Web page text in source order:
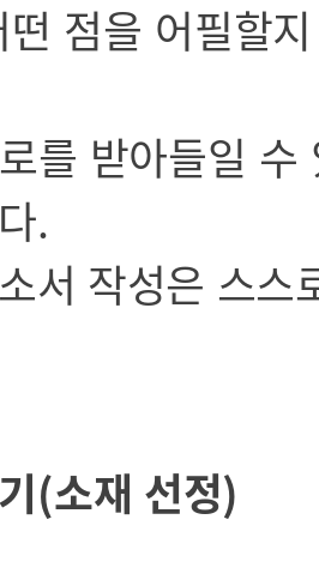
떤 점을 어필할
를 받아들일
.
서 작성은 스스
(소재 선정)